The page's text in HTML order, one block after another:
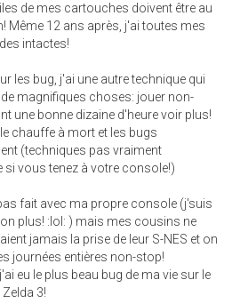
de mes cartouches doivent être au
Même 12 ans après, j'ai toutes mes
intactes!
les bug, j'ai une autre technique qui
magnifiques choses: jouer non-
une bonne dizaine d'heure voir plus!
chauffe à mort et les bugs
(techniques pas vraiment
si vous tenez à votre console!)
fait avec ma propre console (j'suis
plus! :lol: ) mais mes cousins ne
jamais la prise de leur S-NES et on
journées entières non-stop!
eu le plus beau bug de ma vie sur le
3!